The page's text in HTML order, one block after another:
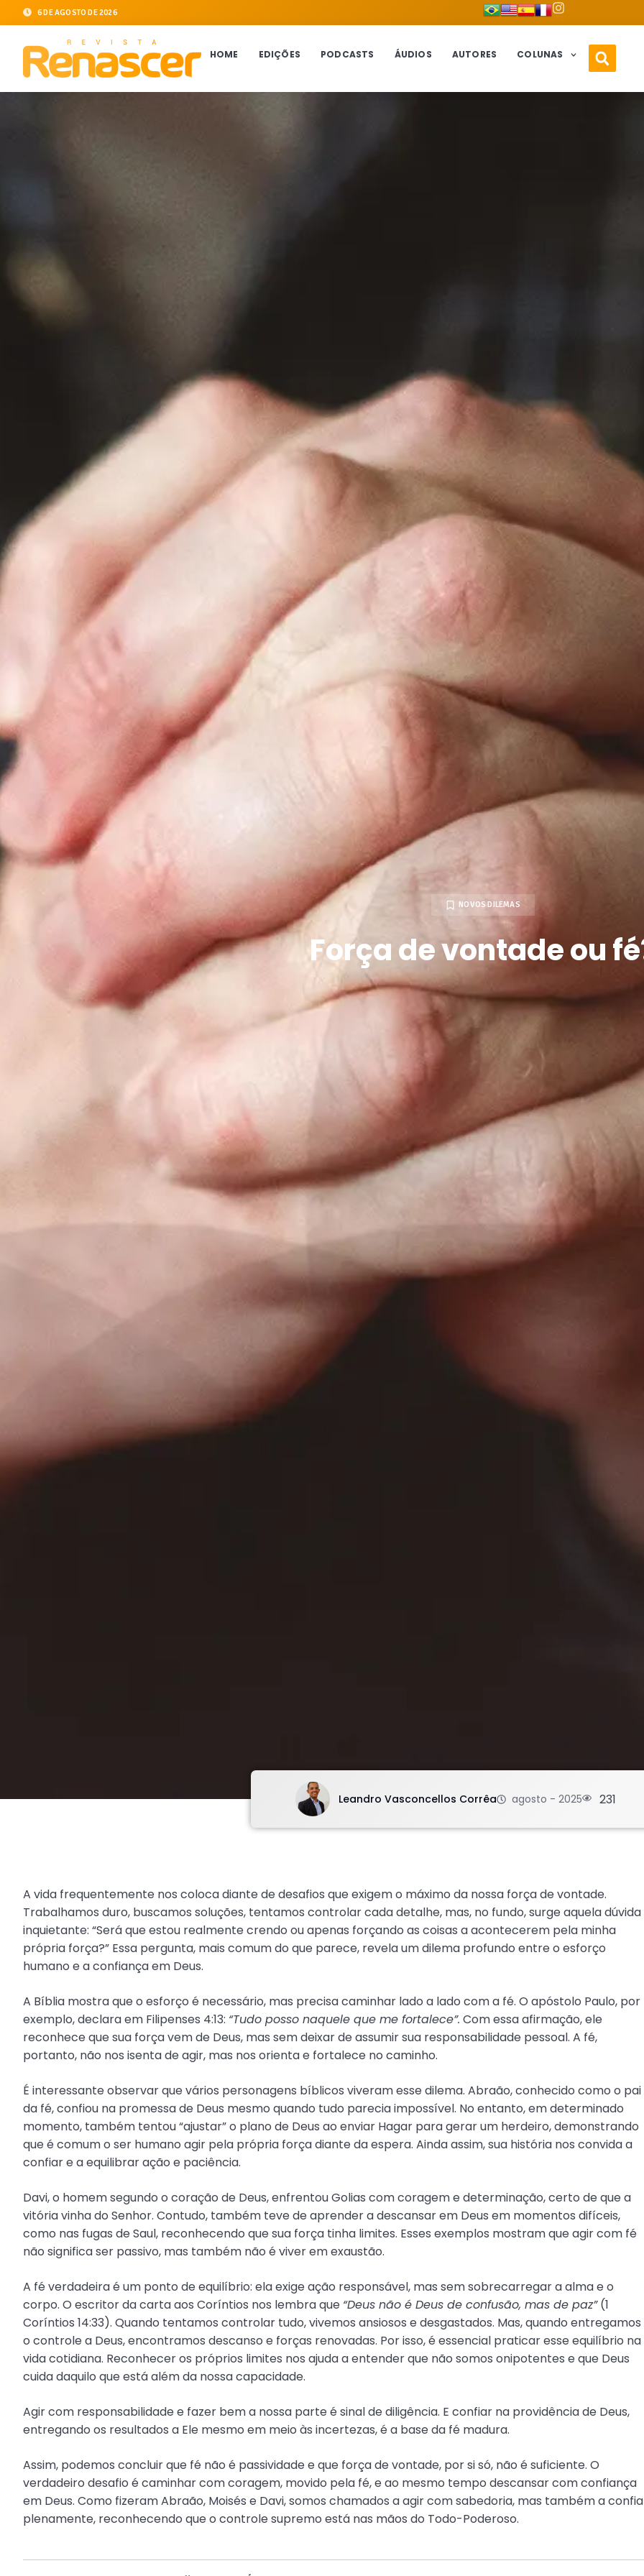
6 DE AGOSTO DE 2026
HOME EDIÇÕES PODCASTS ÁUDIOS AUTORES COLUNAS
NOVOS DILEMAS
Força de vontade ou
Leandro Vasconcellos Corrêa agosto - 2025 .231
A vida frequentemente nos coloca diante de desafios que exigem o máximo da nossa força de vontade.
Trabalhamos duro, buscamos soluções, tentamos controlar cada detalhe, mas, no fundo, surge aquela dúvida
inquietante: “Será que estou realmente crendo ou apenas forçando as coisas a acontecerem pela minha
própria força?” Essa pergunta, mais comum do que parece, revela um dilema profundo entre o esforço
humano e a confiança em Deus.
A Bíblia mostra que o esforço é necessário, mas precisa caminhar lado a lado com a fé. O apóstolo Paulo, por
exemplo, declara em Filipenses 4:13: “Tudo posso naquele que me fortalece”. Com essa afirmação, ele
reconhece que sua força vem de Deus, mas sem deixar de assumir sua responsabilidade pessoal. A fé,
portanto, não nos isenta de agir, mas nos orienta e fortalece no caminho.
É interessante observar que vários personagens bíblicos viveram esse dilema. Abraão, conhecido como o pai
da fé, confiou na promessa de Deus mesmo quando tudo parecia impossível. No entanto, em determinado
momento, também tentou “ajustar” o plano de Deus ao enviar Hagar para gerar um herdeiro, demonstrando
que é comum o ser humano agir pela própria força diante da espera. Ainda assim, sua história nos convida a
confiar e a equilibrar ação e paciência.
Davi, o homem segundo o coração de Deus, enfrentou Golias com coragem e determinação, certo de que a
vitória vinha do Senhor. Contudo, também teve de aprender a descansar em Deus em momentos difíceis,
como nas fugas de Saul, reconhecendo que sua força tinha limites. Esses exemplos mostram que agir com fé
não significa ser passivo, mas também não é viver em exaustão.
A fé verdadeira é um ponto de equilíbrio: ela exige ação responsável, mas sem sobrecarregar a alma e o
corpo. O escritor da carta aos Coríntios nos lembra que “Deus não é Deus de confusão, mas de paz”(1
Coríntios 14:33). Quando tentamos controlar tudo, vivemos ansiosos e desgastados. Mas, quando entregamos
o controle a Deus, encontramos descanso e forças renovadas. Por isso, é essencial praticar esse equilíbrio na
vida cotidiana. Reconhecer os próprios limites nos ajuda a entender que não somos onipotentes e que Deus
cuida daquilo que está além da nossa capacidade.
Agir com responsabilidade e fazer bem a nossa parte é sinal de diligência. E confiar na providência de Deus,
entregando os resultados a Ele mesmo em meio às incertezas, é a base da fé madura.
Assim, podemos concluir que fé não é passividade e que força de vontade, por si só, não é suficiente. O
verdadeiro desafio é caminhar com coragem, movido pela fé, e ao mesmo tempo descansar com confiança
em Deus. Como fizeram Abraão, Moisés e Davi, somos chamados a agir com sabedoria, mas também a
plenamente, reconhecendo que o controle supremo está nas mãos do Todo-Poderoso.